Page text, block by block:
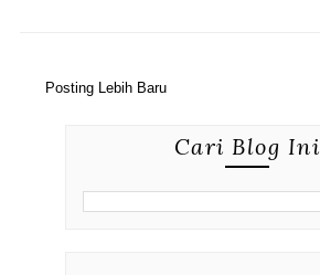
Posting Lebih Baru
Cari Blog Ini